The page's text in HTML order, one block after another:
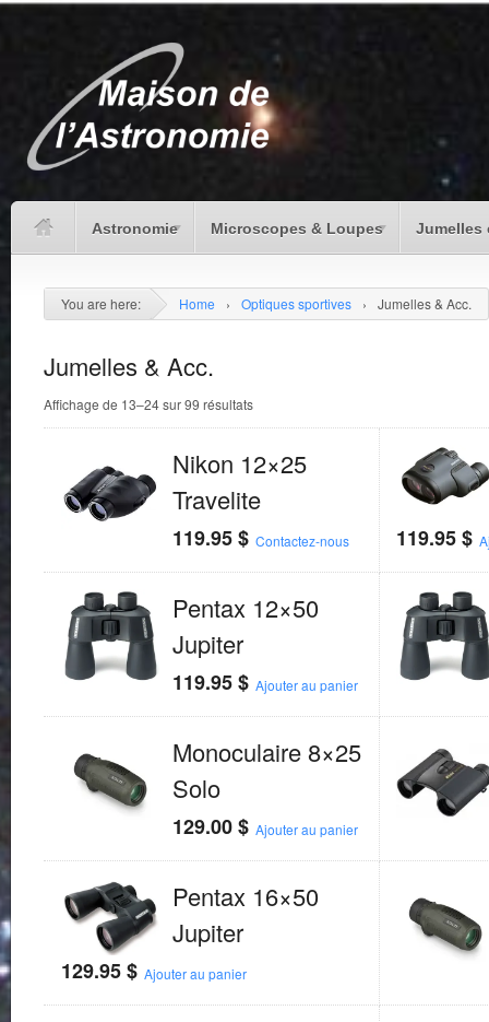
Astronomie Microscopes & Loupes Jumelles
You are here: Home › Optiques sportives › Jumelles & Acc.
Jumelles & Acc.
Affichage de 13–24 sur 99 résultats
Nikon 12×25
Travelite
119.95$ Contactez-nous 119.95$
Pentax 12×50
Jupiter
119.95$ Ajouter au panier
Monoculaire 8×25
Solo
129.00$ Ajouter au panier
Pentax 16×50
Jupiter
129.95$ Ajouter au panier